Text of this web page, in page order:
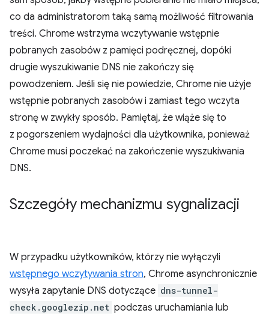
co da administratorom taką samą możliwość filtrowania
treści. Chrome wstrzyma wczytywanie wstępnie
pobranych zasobów z pamięci podręcznej, dopóki
drugie wyszukiwanie DNS nie zakończy się
powodzeniem. Jeśli się nie powiedzie, Chrome nie użyje
wstępnie pobranych zasobów i zamiast tego wczyta
stronę w zwykły sposób. Pamiętaj, że wiąże się to
z pogorszeniem wydajności dla użytkownika, ponieważ
Chrome musi poczekać na zakończenie wyszukiwania
DNS.
Szczegóły mechanizmu sygnalizacji
W przypadku użytkowników, którzy nie wyłączyli
wstępnego wczytywania stron, Chrome asynchronicznie
wysyła zapytanie DNS dotyczące dns-tunnel-
check.googlezip.net podczas uruchamiania lub